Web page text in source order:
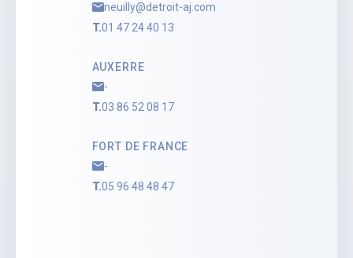
neuilly@detroit-aj.com
T.01 47 24 40 13
AUXERRE
-
T.03 86 52 08 17
FORT DE FRANCE
-
T.05 96 48 48 47